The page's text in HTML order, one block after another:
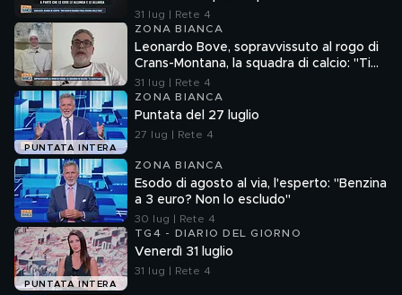
cose"
31 lug | Rete 4
ZONA BIANCA
Leonardo Bove, sopravvissuto al rogo di
Crans-Montana, la squadra di calcio: "Ti
aspettiamo"
31 lug | Rete 4
PUNTATA INTERA
ZONA BIANCA
Puntata del 27 luglio
27 lug | Rete 4
ZONA BIANCA
Esodo di agosto al via, l'esperto: "Benzina
a 3 euro? Non lo escludo"
30 lug | Rete 4
PUNTATA INTERA
TG4 - DIARIO DEL GIORNO
Venerdì 31 luglio
31 lug | Rete 4